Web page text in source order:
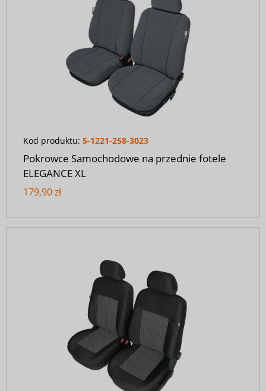
Kod produktu: 5-1221-258-3023
Pokrowce Samochodowe na przednie fotele
ELEGANCE XL
179,90 zł